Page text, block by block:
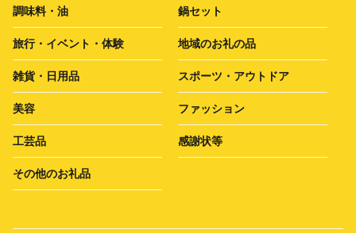
調味料・油 鍋セット
旅行・イベント・体験 地域のお礼の品
雑貨・日用品 スポーツ・アウトドア
美容 ファッション
工芸品 感謝状等
その他のお礼品